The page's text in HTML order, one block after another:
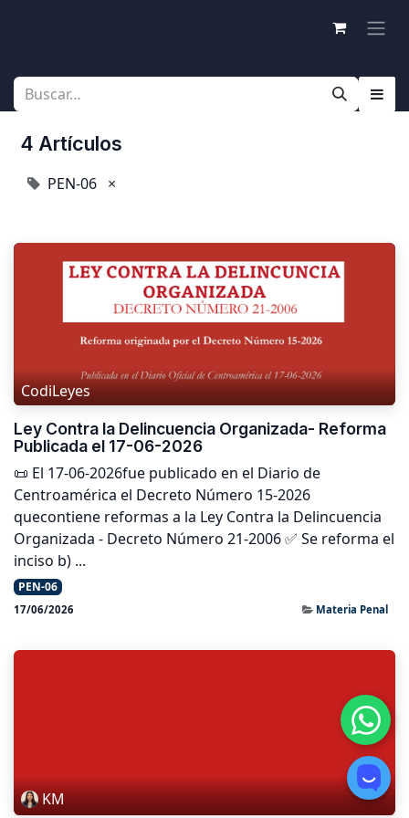
4 Artículos
PEN-06 ×
CodiLeyes
Ley Contra la Delincuencia Organizada- Reforma
Publicada el 17-06-2026
📜 El 17-06-2026fue publicado en el Diario de
Centroamérica el Decreto Número 15-2026
quecontiene reformas a la Ley Contra la Delincuencia
Organizada - Decreto Número 21-2006 ✅ Se reforma el
inciso b) ...
PEN-06
17/06/2026 Materia Penal
KM